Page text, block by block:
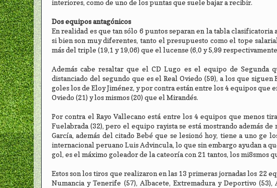
interiores, como de uno de los puntas que suele bajar a recibir.
Dos equipos antagónicos
En realidad es que tan sólo 6 puntos separan en la tabla clasificatoria
si bien son muy diferentes, tanto el presupuesto como el tope
más del triple (19,1 y 19,06) que el lucense (6,0 y 5,99
Además cabe resaltar que el CD Lugo es el equipo de Segunda
distanciado del segundo que es el Real Oviedo (59), a los que
goles los de Eloy Jiménez, y por contra están entre los 4 equipos que
Oviedo (21) y los mismos (20) que el Mirandés.
Por contra el Rayo Vallecano está entre los 4 equipos que menos
Fuelabrada (32), pero el equipo rayista se está mostrando además
García, además del citado Bebé que se lesionó hoy, tiene a uno ge
internacional peruano Luis Advincula, lo que sin embargo ayudan a
gol, es el máximo goleador de la cateoría con 21 tantos, los
Estos son los tiros que realizaron en las 13 primeras jornadas los 22
Numancia y Tenerife (57), Albacete, Extremadura y Deportivo (53),